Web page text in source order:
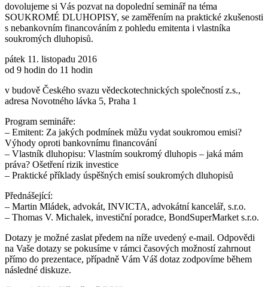
dovolujeme si Vás pozvat na dopolední seminář na téma
SOUKROMÉ DLUHOPISY, se zaměřením na praktické zkušenosti
s nebankovním financováním z pohledu emitenta i vlastníka
soukromých dluhopisů.
pátek 11. listopadu 2016
od 9 hodin do 11 hodin
v budově Českého svazu vědeckotechnických společností z.s.,
adresa Novotného lávka 5, Praha 1
Program semináře:
– Emitent: Za jakých podmínek můžu vydat soukromou emisi?
Výhody oproti bankovnímu financování
– Vlastník dluhopisu: Vlastním soukromý dluhopis – jaká mám
práva? Ošetření rizik investice
– Praktické příklady úspěšných emisí soukromých dluhopisů
Přednášející:
– Martin Mládek, advokát, INVICTA, advokátní kancelář, s.r.o.
– Thomas V. Michalek, investiční poradce, BondSuperMarket s.r.o.
Dotazy je možné zaslat předem na níže uvedený e-mail. Odpovědi
na Vaše dotazy se pokusíme v rámci časových možností zahrnout
přímo do prezentace, případně Vám Váš dotaz zodpovíme během
následné diskuze.